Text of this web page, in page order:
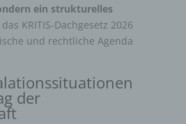
ein strukturelles
KRITIS-Dachgesetz 2026
und rechtliche Agenda
der